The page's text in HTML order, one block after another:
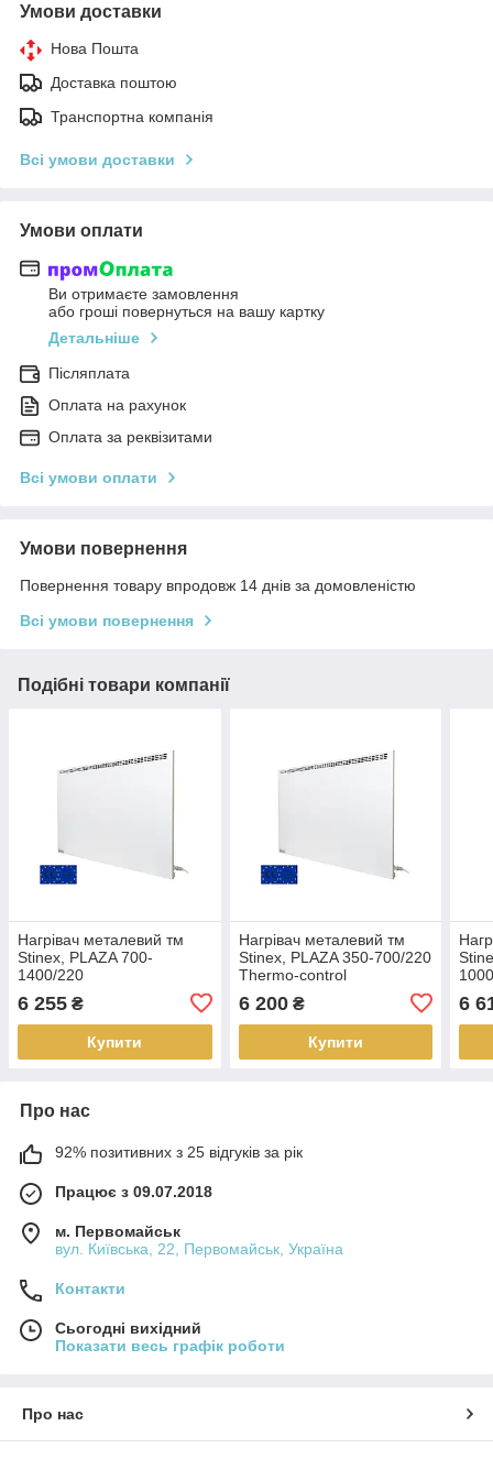
Умови доставки
Нова Пошта
Доставка поштою
Транспортна компанія
Всі умови доставки
Умови оплати
Ви отримаєте замовлення
або гроші повернуться на вашу картку
Детальніше
Післяплата
Оплата на рахунок
Оплата за реквізитами
Всі умови оплати
Умови повернення
Повернення товару впродовж 14 днів за домовленістю
Всі умови повернення
Подібні товари компанії
Нагрівач металевий тм
Stinex, PLAZA 700-
1400/220
6 255 ₴
Купити
Нагрівач металевий тм
Stinex, PLAZA 350-700/220
Thermo-control
6 200₴
Купити
6
Про нас
92% позитивних з 25 відгуків за рік
Працює з 09.07.2018
м. Первомайськ
вул. Київська, 22, Первомайськ, Україна
Контакти
Сьогодні вихідний
Показати весь графік роботи
Про нас